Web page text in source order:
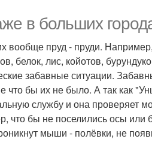
в больших
вообще пруд - пруди.
белок, лис, койотов,
забавные ситуации.
что бы их не было. А так как
службу и она проверяет
что бы не поселились осы или
мыши - полёвки, не